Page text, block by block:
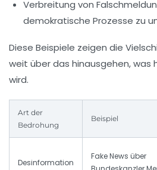
Verbreitung von
demokratische Prozesse zu
Diese Beispiele zeigen die
weit über das hinausgehen, was
wird.
Art der
Bedrohung
Beispiel
Desinformation
Fake News über